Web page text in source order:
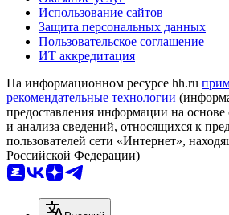
Использование сайтов
Защита персональных данных
Пользовательское соглашение
ИТ аккредитация
На информационном ресурсе hh.ru
рекомендательные технологии
предоставления информации на основе
и анализа сведений, относящихся к
пользователей сети «Интернет»,
Российской Федерации)